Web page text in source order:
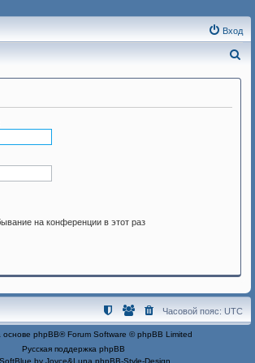
Вход
на конференции в этот раз
Часовой пояс: UTC
основе phpBB® Forum Software © phpBB Limited
Русская поддержка phpBB
by Joyce&Luna phpBB-Style-Design